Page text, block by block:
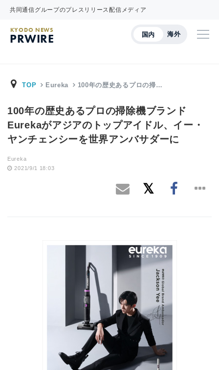
共同通信グループのプレスリリース配信メディア
国内 海外
KYODO NEWS
PRWIRE
TOP Eureka 100年の歴史あるプロの掃…
100年の歴史あるプロの掃除機ブランド
Eurekaがアジアのトップアイドル、イー・
ヤンチェンシーを世界アンバサダーに
Eureka
2021/9/1 18:03